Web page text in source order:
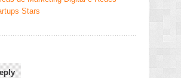
Stars